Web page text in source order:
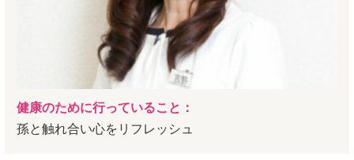
健康のために行っていること：
孫と触れ合い心をリフレッシュ